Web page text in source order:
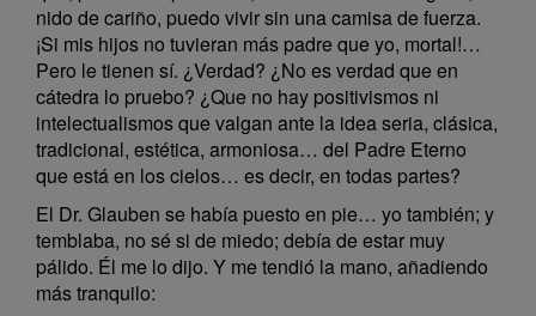
nido de cariño, puedo vivir sin una camisa de fuerza.
¡Si mis hijos no tuvieran más padre que yo, mortal!…
Pero le tienen sí. ¿Verdad? ¿No es verdad que en
cátedra lo pruebo? ¿Que no hay positivismos ni
intelectualismos que valgan ante la idea seria, clásica,
tradicional, estética, armoniosa… del Padre Eterno
que está en los cielos… es decir, en todas partes?
El Dr. Glauben se había puesto en pie… yo también; y
temblaba, no sé si de miedo; debía de estar muy
pálido. Él me lo dijo. Y me tendió la mano, añadiendo
más tranquilo: